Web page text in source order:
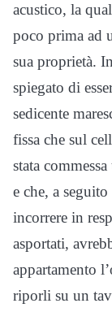
acustico, la
poco prima ad
sua proprietà.
spiegato di
sedicente
fissa che sul
stata
e che, a
incorrere in
asportati,
appartamento
riporli su un